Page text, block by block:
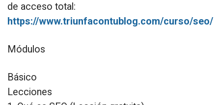
de acceso total:
https://www.triunfacontublog.com/curso/seo/
Módulos
Básico
Lecciones